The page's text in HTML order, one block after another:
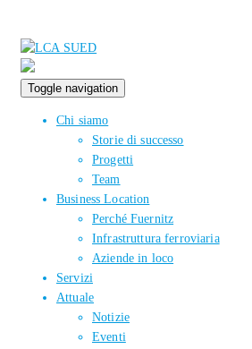
Toggle navigation
Chi siamo
Storie di successo
Progetti
Team
Business Location
Perché Fuernitz
Infrastruttura ferroviaria
Aziende in loco
Servizi
Attuale
Notizie
Eventi